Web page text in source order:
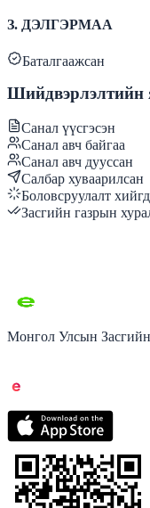
З. ДЭЛГЭРМАА
Баталгаажсан
Шийдвэрлэлтийн
Санал үүсгэсэн
Санал авч байгаа
Санал авч дууссан
Салбар хуваарилсан
Боловсруулалт
Засгийн газрын
Монгол Улсын Засгийн